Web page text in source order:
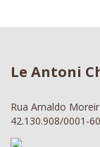
Le Antoni
Rua Arnaldo
42.130.908/0001-60